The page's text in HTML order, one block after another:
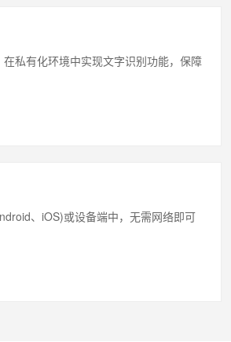
私有化环境中实现文字识别功能，保障
、iOS)或设备端中，无需网络即可